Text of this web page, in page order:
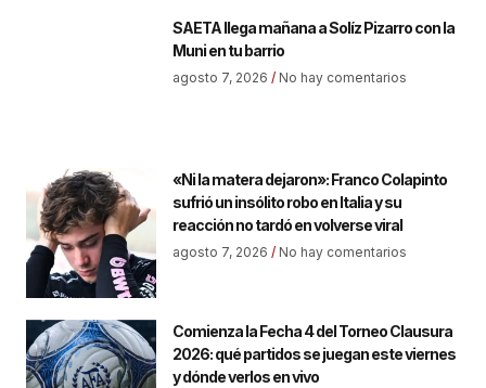
SAETA llega mañana a Solíz Pizarro con la
Muni en tu barrio
agosto 7, 2026 No hay comentarios
«Ni la matera dejaron»: Franco Colapinto
sufrió un insólito robo en Italia y su
reacción no tardó en volverse viral
agosto 7, 2026 No hay comentarios
Comienza la Fecha 4 del Torneo Clausura
2026: qué partidos se juegan este viernes
y dónde verlos en vivo